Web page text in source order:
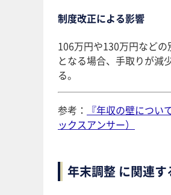
制度改正による影響
106万円や130万円など
となる場合、手取りが減
る​。
参考： 『年収の壁につい
ックスアンサー）
年末調整 に関連